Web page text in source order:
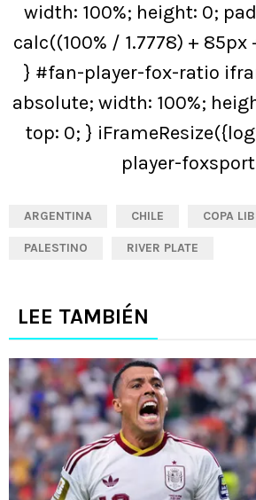
width: 100%; height: 0;
calc((100% / 1.7778) + 85px
} #fan-player-fox-ratio
absolute; width: 100%;
top: 0; }
player-
ARGENTINA CHILE COPA
PALESTINO RIVER PLATE
LEE TAMBIÉN